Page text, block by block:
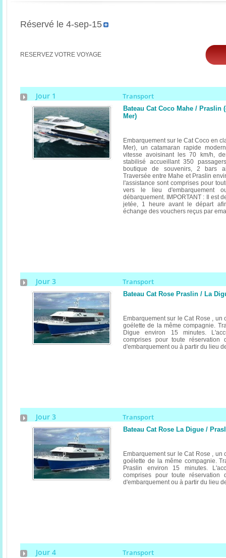
Réservé le 4-sep-15
RESERVEZ VOTRE VOYAGE
Jour 1 Transport
Bateau Cat Coco Mahe / Praslin
Mer)
Embarquement sur le Cat Coco en
Mer), un catamaran rapide
vitesse avoisinant les 70 km/h,
stabilisé accueillant 350
boutique de souvenirs, 2 bars
Traversée entre Mahe et Praslin
l'assistance sont comprises pour
vers le lieu
débarquement. IMPORTANT : Il est
jetée, 1 heure avant le départ
échange des vouchers reçus par
Jour 3 Transport
Bateau Cat Rose Praslin / La
Embarquement sur le Cat Rose , un
goélette de la même compagnie.
Digue environ 15 minutes.
comprises pour toute réservation
d'embarquement ou à partir du lieu
Jour 3 Transport
Bateau Cat Rose La Digue /
Embarquement sur le Cat Rose , un
goélette de la même compagnie.
Praslin environ 15 minutes.
comprises pour toute réservation
d'embarquement ou à partir du lieu
Jour 4 Transport